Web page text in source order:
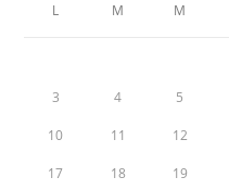
L M M
3 4 5
10 11 12
17 18 19